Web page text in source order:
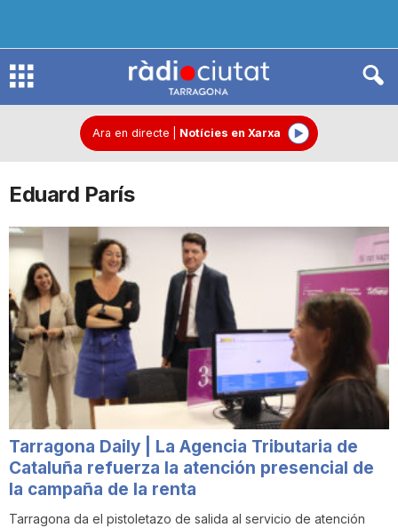
R
d
i
o
u
Ara en directe Notícies en Xarxa
Eduard París
Tarragona Daily | La Agencia Tributaria de
Cataluña refuerza la atención presencial de
la campaña de la renta
Tarragona da el pistoletazo de salida al servicio de atención